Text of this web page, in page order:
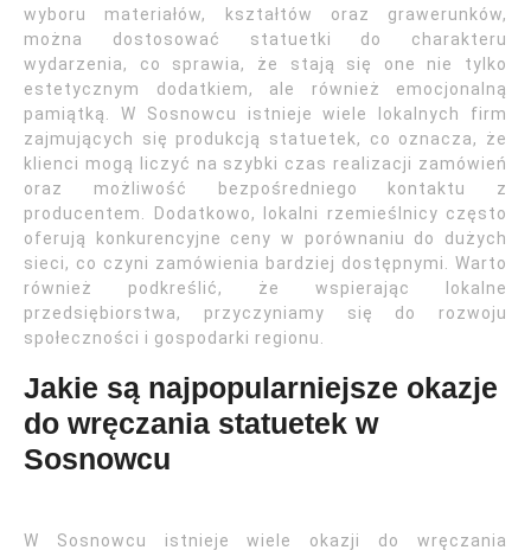
wyboru materiałów, kształtów oraz grawerunków,
można dostosować statuetki do charakteru
wydarzenia, co sprawia, że stają się one nie tylko
estetycznym dodatkiem, ale również emocjonalną
pamiątką. W Sosnowcu istnieje wiele lokalnych firm
zajmujących się produkcją statuetek, co oznacza, że
klienci mogą liczyć na szybki czas realizacji zamówień
oraz możliwość bezpośredniego kontaktu z
producentem. Dodatkowo, lokalni rzemieślnicy często
oferują konkurencyjne ceny w porównaniu do dużych
sieci, co czyni zamówienia bardziej dostępnymi. Warto
również podkreślić, że wspierając lokalne
przedsiębiorstwa, przyczyniamy się do rozwoju
społeczności i gospodarki regionu.
Jakie są najpopularniejsze okazje
do wręczania statuetek w
Sosnowcu
W Sosnowcu istnieje wiele okazji do wręczania